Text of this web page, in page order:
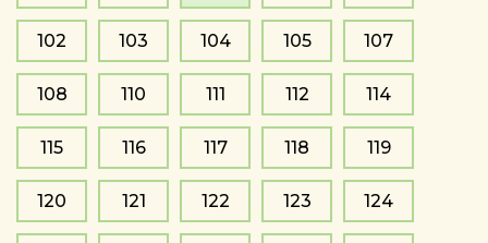
102 103 104 105 107
108 110 111 112 114
115 116 117 118 119
120 121 122 123 124